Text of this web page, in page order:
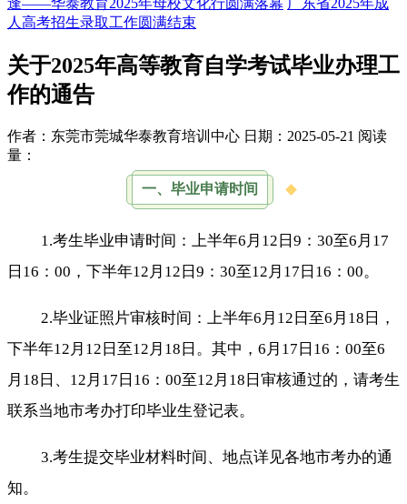
逢——华泰教育2025年母校文化行圆满落幕 广东省2025年成
人高考招生录取工作圆满结束
关于2025年高等教育自学考试毕业办理工
作的通告
作者：东莞市莞城华泰教育培训中心 日期：2025-05-21 阅读
量：
一、毕业申请时间
1.考生毕业申请时间：上半年6月12日9：30至6月17
日16：00，下半年12月12日9：30至12月17日16：00。
2.毕业证照片审核时间：上半年6月12日至6月18日，
下半年12月12日至12月18日。其中，6月17日16：00至6
月18日、12月17日16：00至12月18日审核通过的，请考生
联系当地市考办打印毕业生登记表。
3.考生提交毕业材料时间、地点详见各地市考办的通
知。